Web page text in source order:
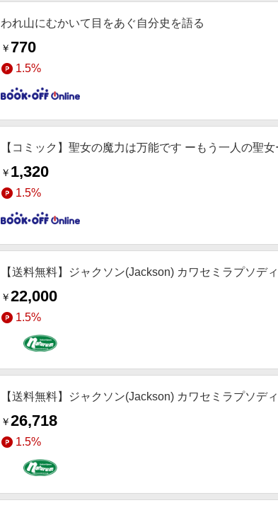
われ山にむかいて目をあぐ自分史を語る
￥ 770
1.5%
【コミック】聖女の魔力は万能です ーもう一人の聖
￥ 1,320
1.5%
【送料無料】ジャクソン(Jackson) カワセミラプソデ
￥22,000
1.5%
【送料無料】ジャクソン(Jackson) カワセミラプソデ
￥26,718
1.5%